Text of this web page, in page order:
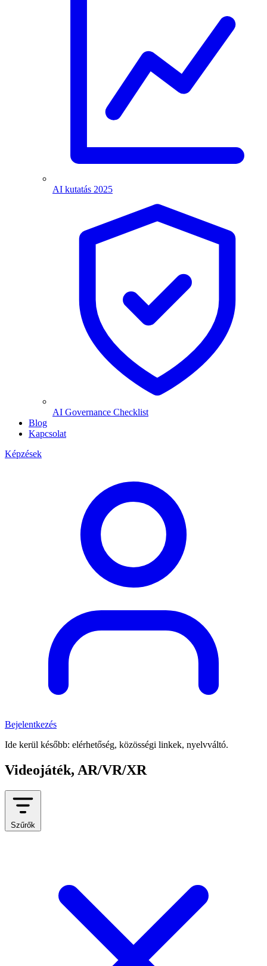
AI kutatás 2025
AI Governance Checklist
Blog
Kapcsolat
Képzések
Bejelentkezés
Ide kerül később: elérhetőség, közösségi linkek, nyelvváltó.
Videojáték, AR/VR/XR
Szűrők